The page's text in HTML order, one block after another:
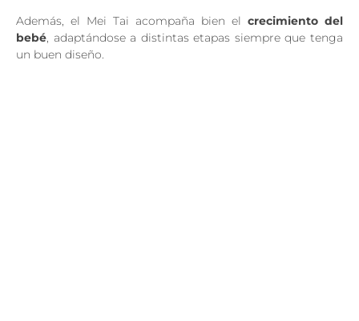
Además, el Mei Tai acompaña bien el crecimiento del
bebé, adaptándose a distintas etapas siempre que tenga
un buen diseño.